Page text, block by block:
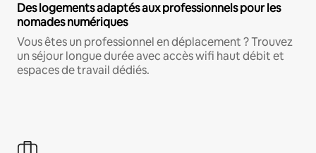
Des logements adaptés aux professionnels pour les
nomades numériques
Vous êtes un professionnel en déplacement ? Trouvez
un séjour longue durée avec accès wifi haut débit et
espaces de travail dédiés.